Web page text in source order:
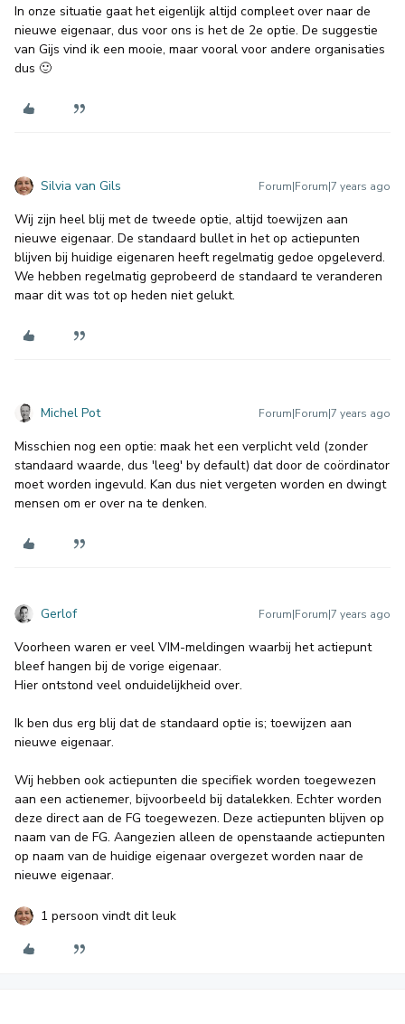
In onze situatie gaat het eigenlijk altijd compleet over naar de
nieuwe eigenaar, dus voor ons is het de 2e optie. De suggestie
van Gijs vind ik een mooie, maar vooral voor andere organisaties
dus 🙂
Silvia van Gils Forum|Forum|7 years ago
Wij zijn heel blij met de tweede optie, altijd toewijzen aan
nieuwe eigenaar. De standaard bullet in het op actiepunten
blijven bij huidige eigenaren heeft regelmatig gedoe opgeleverd.
We hebben regelmatig geprobeerd de standaard te veranderen
maar dit was tot op heden niet gelukt.
Michel Pot Forum|Forum|7 years ago
Misschien nog een optie: maak het een verplicht veld (zonder
standaard waarde, dus 'leeg' by default) dat door de coördinator
moet worden ingevuld. Kan dus niet vergeten worden en dwingt
mensen om er over na te denken.
Gerlof Forum|Forum|7 years ago
Voorheen waren er veel VIM-meldingen waarbij het actiepunt
bleef hangen bij de vorige eigenaar.
Hier ontstond veel onduidelijkheid over.
Ik ben dus erg blij dat de standaard optie is; toewijzen aan
nieuwe eigenaar.
Wij hebben ook actiepunten die specifiek worden toegewezen
aan een actienemer, bijvoorbeeld bij datalekken. Echter worden
deze direct aan de FG toegewezen. Deze actiepunten blijven op
naam van de FG. Aangezien alleen de openstaande actiepunten
op naam van de huidige eigenaar overgezet worden naar de
nieuwe eigenaar.
1 persoon vindt dit leuk